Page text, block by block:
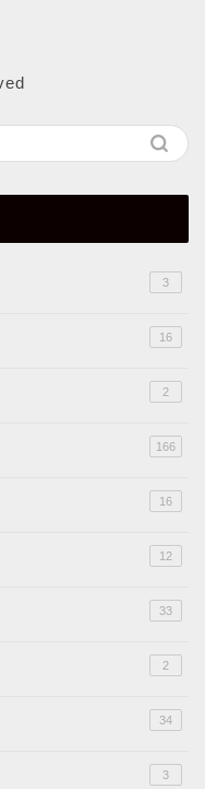
3
16
2
166
16
12
33
2
34
3